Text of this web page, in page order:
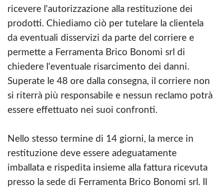
ricevere l'autorizzazione alla restituzione dei
prodotti. Chiediamo ciò per tutelare la clientela
da eventuali disservizi da parte del corriere e
permette a Ferramenta Brico Bonomi srl di
chiedere l'eventuale risarcimento dei danni.
Superate le 48 ore dalla consegna, il corriere non
si riterrà più responsabile e nessun reclamo potrà
essere effettuato nei suoi confronti.
Nello stesso termine di 14 giorni, la merce in
restituzione deve essere adeguatamente
imballata e rispedita insieme alla fattura ricevuta
presso la sede di Ferramenta Brico Bonomi srl. Il